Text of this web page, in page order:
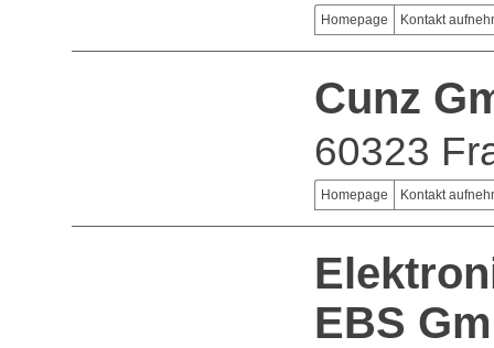
Homepage Kontakt
Cunz
60323
Homepage Kontakt
EBS